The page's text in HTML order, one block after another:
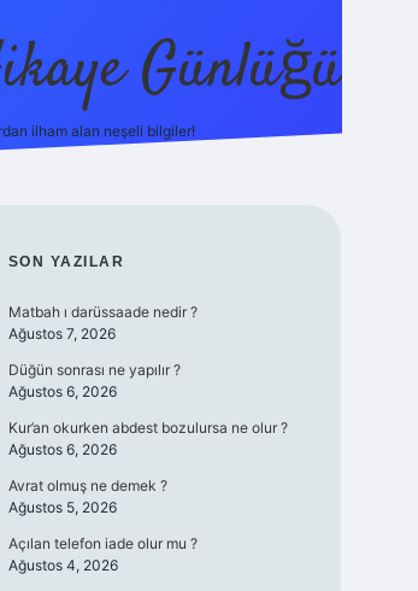
Günlüğü
ilham alan neşeli bilgiler!
SIDEBAR
SON YAZILAR
Matbah ı darüssaade nedir ?
Ağustos 7, 2026
Düğün sonrası ne yapılır ?
Ağustos 6, 2026
Kur’an okurken abdest bozulursa ne olur ?
Ağustos 6, 2026
Avrat olmuş ne demek ?
Ağustos 5, 2026
Açılan telefon iade olur mu ?
Ağustos 4, 2026